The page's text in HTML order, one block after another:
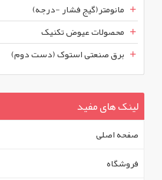
مانومتر(گیج فشار -درجه)
محصولات عیوض تکنیک
برق صنعتی استوک (دست دوم)
لینک های مفید
صفحه اصلی
فروشگاه